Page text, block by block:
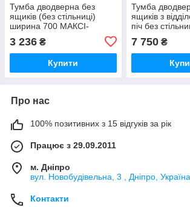
Тумба дводверна без
ящиків (без стільниці)
ширина 700 МАКСІ-
3 236 ₴
Купити
Тумба
ящиків з
піч без
700 МАКСІ-
Ваніль (80140)
7 750₴
Про нас
100% позитивних з 15 відгуків за рік
Працює з 29.09.2011
м. Дніпро
вул. Новобудівельна, 3 , Дніпро, Україна
Контакти